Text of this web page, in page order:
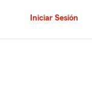
Iniciar Sesión